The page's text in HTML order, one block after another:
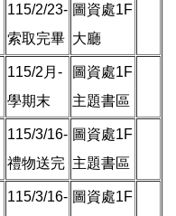
115/2/23-
索取完畢
圖資處1F
大廳
115/2月-
學期末
圖資處1F
主題書區
115/3/16-
禮物送完
圖資處1F
主題書區
115/3/16- 圖資處1F